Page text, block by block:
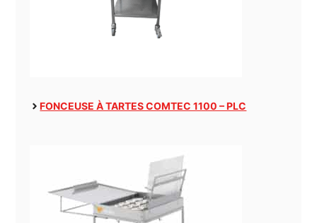
FONCEUSE À TARTES COMTEC 1100 – PLC